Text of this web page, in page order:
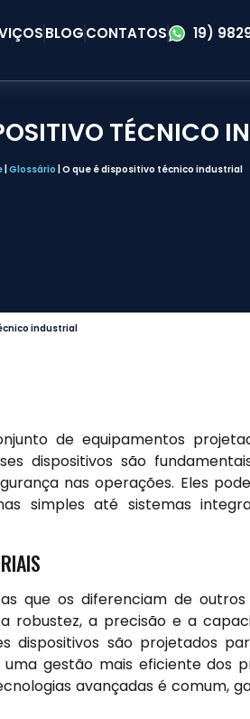
BLOGCONTATOS 19)
TÉCNICO
Glossário O que é dispositivo técnico industrial
industrial
de equipamentos
dispositivos são
nas operações. Eles
simples até sistemas
que os diferenciam de
robustez, a precisão e a
dispositivos são projetados
gestão mais eficiente dos
avançadas é comum,